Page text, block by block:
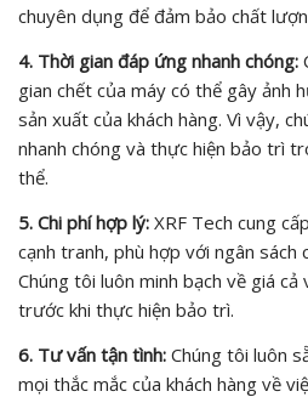
chuyên dụng để đảm bảo chất
4. Thời gian đáp ứng nhanh chóng:
gian chết của máy có thể gây ảnh
sản xuất của khách hàng. Vì vậy,
nhanh chóng và thực hiện bảo trì
thể.
5. Chi phí hợp lý: XRF Tech cung
cạnh tranh, phù hợp với ngân sách
Chúng tôi luôn minh bạch về giá
trước khi thực hiện bảo trì.
6. Tư vấn tận tình: Chúng tôi luôn
mọi thắc mắc của khách hàng về